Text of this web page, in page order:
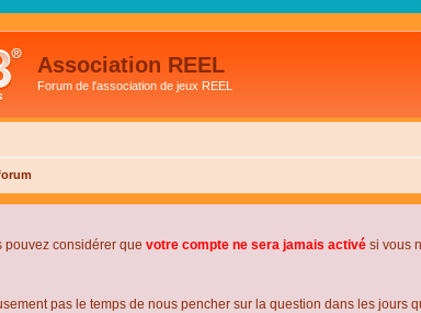
Association REEL
Forum de l'association de jeux REEL
pouvez considérer que votre compte ne sera jamais activé si vous
pas le temps de nous pencher sur la question dans les jours